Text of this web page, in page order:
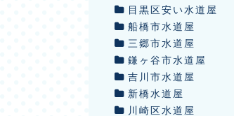
目黒区安い水道屋
船橋市水道屋
三郷市水道屋
鎌ヶ谷市水道屋
吉川市水道屋
新橋水道屋
川崎区水道屋